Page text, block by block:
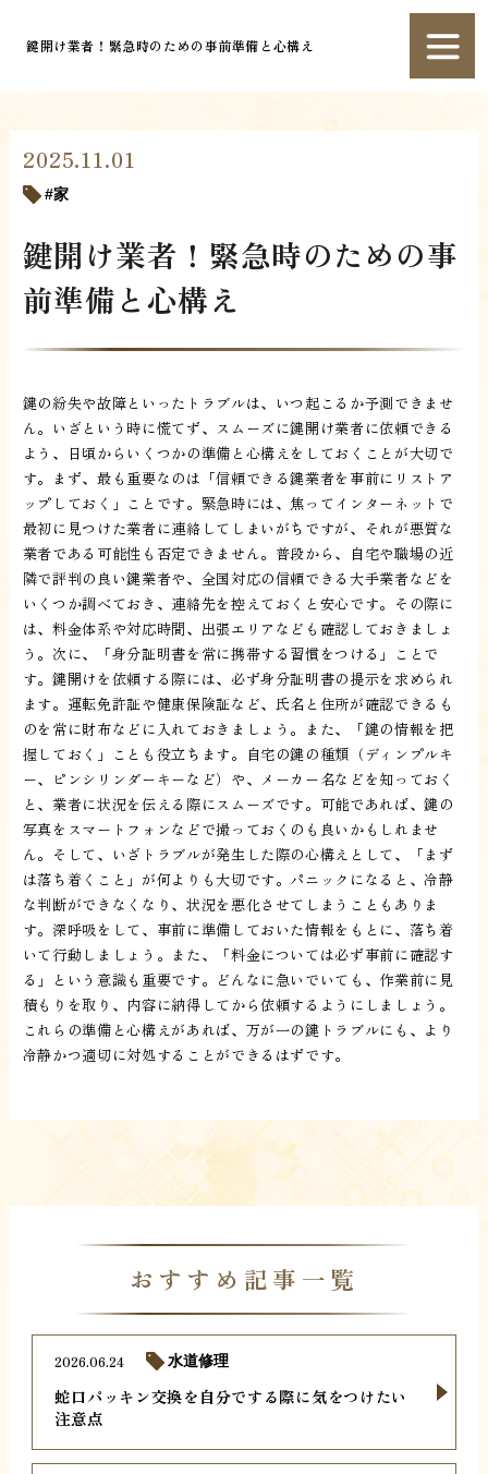
鍵開け業者！緊急時のための事前準備と心構え
2025.11.01
家
鍵開け業者！緊急時のための事
前準備と心構え
鍵の紛失や故障といったトラブルは、いつ起こるか予測できませ
ん。いざという時に慌てず、スムーズに鍵開け業者に依頼できる
よう、日頃からいくつかの準備と心構えをしておくことが大切で
す。まず、最も重要なのは「信頼できる鍵業者を事前にリストア
ップしておく」ことです。緊急時には、焦ってインターネットで
最初に見つけた業者に連絡してしまいがちですが、それが悪質な
業者である可能性も否定できません。普段から、自宅や職場の近
隣で評判の良い鍵業者や、全国対応の信頼できる大手業者などを
いくつか調べておき、連絡先を控えておくと安心です。その際に
は、料金体系や対応時間、出張エリアなども確認しておきましょ
う。次に、「身分証明書を常に携帯する習慣をつける」ことで
す。鍵開けを依頼する際には、必ず身分証明書の提示を求められ
ます。運転免許証や健康保険証など、氏名と住所が確認できるも
のを常に財布などに入れておきましょう。また、「鍵の情報を把
握しておく」ことも役立ちます。自宅の鍵の種類（ディンプルキ
ー、ピンシリンダーキーなど）や、メーカー名などを知っておく
と、業者に状況を伝える際にスムーズです。可能であれば、鍵の
写真をスマートフォンなどで撮っておくのも良いかもしれませ
ん。そして、いざトラブルが発生した際の心構えとして、「まず
は落ち着くこと」が何よりも大切です。パニックになると、冷静
な判断ができなくなり、状況を悪化させてしまうこともありま
す。深呼吸をして、事前に準備しておいた情報をもとに、落ち着
いて行動しましょう。また、「料金については必ず事前に確認す
る」という意識も重要です。どんなに急いでいても、作業前に見
積もりを取り、内容に納得してから依頼するようにしましょう。
これらの準備と心構えがあれば、万が一の鍵トラブルにも、より
冷静かつ適切に対処することができるはずです。
おすすめ記事一覧
蛇口パッキン交換を自分でする際に気をつけたい
注意点
2026.06.24 水道修理